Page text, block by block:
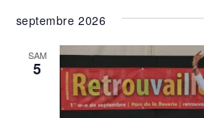
septembre 2026
SAM
5